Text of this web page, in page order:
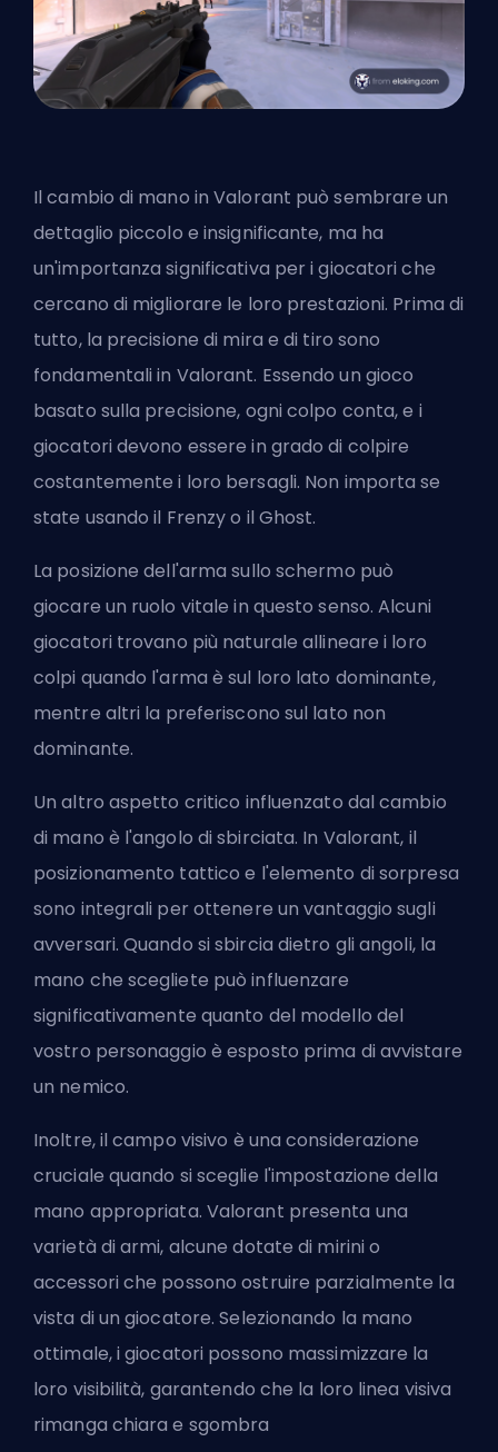
Il cambio di mano in Valorant può sembrare un
dettaglio piccolo e insignificante, ma ha
un'importanza significativa per i giocatori che
cercano di migliorare le loro prestazioni. Prima di
tutto, la precisione di mira e di tiro sono
fondamentali in Valorant. Essendo un gioco
basato sulla precisione, ogni colpo conta, e i
giocatori devono essere in grado di colpire
costantemente i loro bersagli. Non importa se
state usando il Frenzy o il Ghost.
La posizione dell'arma sullo schermo può
giocare un ruolo vitale in questo senso. Alcuni
giocatori trovano più naturale allineare i loro
colpi quando l'arma è sul loro lato dominante,
mentre altri la preferiscono sul lato non
dominante.
Un altro aspetto critico influenzato dal cambio
di mano è l'angolo di sbirciata. In Valorant, il
posizionamento tattico e l'elemento di sorpresa
sono integrali per ottenere un vantaggio sugli
avversari. Quando si sbircia dietro gli angoli, la
mano che scegliete può influenzare
significativamente quanto del modello del
vostro personaggio è esposto prima di avvistare
un nemico.
Inoltre, il campo visivo è una considerazione
cruciale quando si sceglie l'impostazione della
mano appropriata. Valorant presenta una
varietà di armi, alcune dotate di mirini o
accessori che possono ostruire parzialmente la
vista di un giocatore. Selezionando la mano
ottimale, i giocatori possono massimizzare la
loro visibilità, garantendo che la loro linea visiva
rimanga chiara e sgombra